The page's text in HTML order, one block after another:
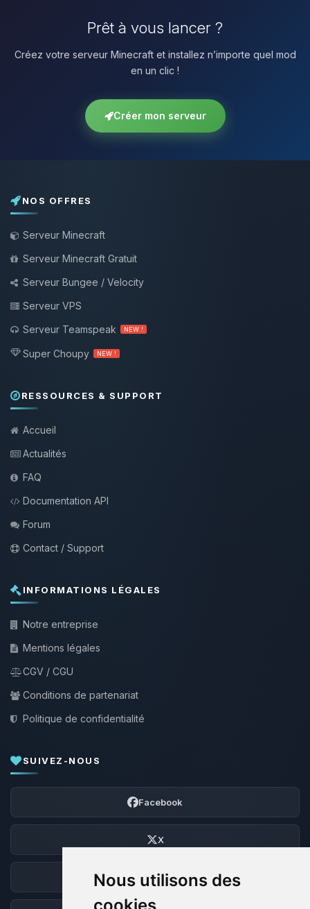
Nous utilisons des
Prêt à vous lancer ?
Créez votre serveur Minecraft et installez n’importe quel mod
en un clic !
Créer mon serveur
NOS OFFRES
Serveur Minecraft
Serveur Minecraft Gratuit
Serveur Bungee / Velocity
Serveur VPS
Serveur Teamspeak
NEW !
Super Choupy NEW !
RESSOURCES & SUPPORT
Accueil
Actualités
FAQ
Documentation API
Forum
Contact / Support
INFORMATIONS LÉGALES
Notre entreprise
Mentions légales
CGV / CGU
Conditions de partenariat
Politique de confidentialité
SUIVEZ-NOUS
Facebook
X
Discord